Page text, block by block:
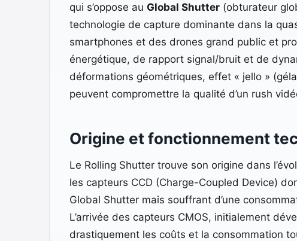
qui s’oppose au Global Shutter(obturateur
technologie de capture dominante dans la
smartphones et des drones grand public et
énergétique, de rapport signal/bruit et de
déformations géométriques, effet « jello »
peuvent compromettre la qualité d’un rush
Origine et fonctionnement
Le Rolling Shutter trouve son origine dans
les capteurs CCD (Charge-Coupled Device)
Global Shutter mais souffrant d’une
L’arrivée des capteurs CMOS, initialement
drastiquement les coûts et la consommation